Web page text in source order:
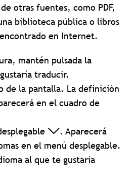
otras fuentes, como PDF,
biblioteca pública o libros
en Internet.
mantén pulsada la
traducir.
de la pantalla. La definición
en el cuadro de
. Aparecerá
en el menú desplegable.
al que te gustaría